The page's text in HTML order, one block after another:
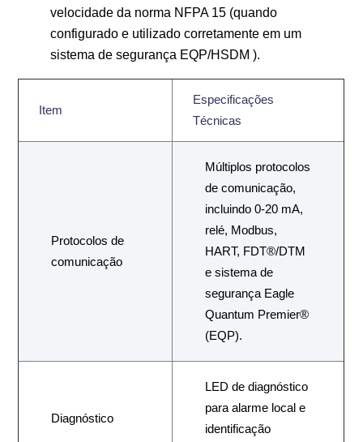
velocidade da norma NFPA 15 (quando
configurado e utilizado corretamente em um
sistema de segurança EQP/HSDM ).
Item
Especificações
Técnicas
Protocolos de
comunicação
Múltiplos protocolos
de comunicação,
incluindo 0-20 mA,
relé, Modbus,
HART, FDT®/DTM
e sistema de
segurança Eagle
Quantum Premier®
(EQP).
Diagnóstico
LED de diagnóstico
para alarme local e
identificação